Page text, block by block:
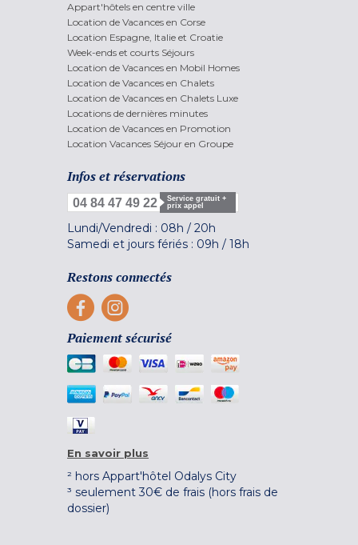
Appart'hôtels en centre ville
Location de Vacances en Corse
Location Espagne, Italie et Croatie
Week-ends et courts Séjours
Location de Vacances en Mobil Homes
Location de Vacances en Chalets
Location de Vacances en Chalets Luxe
Locations de dernières minutes
Location de Vacances en Promotion
Location Vacances Séjour en Groupe
Infos et réservations
04 84 47 49 22
Service gratuit +
prix appel
Lundi/Vendredi : 08h / 20h
Samedi et jours fériés : 09h / 18h
Restons connectés
Paiement sécurisé
En savoir plus
² hors Appart'hôtel Odalys City
³ seulement 30€ de frais (hors frais de
dossier)